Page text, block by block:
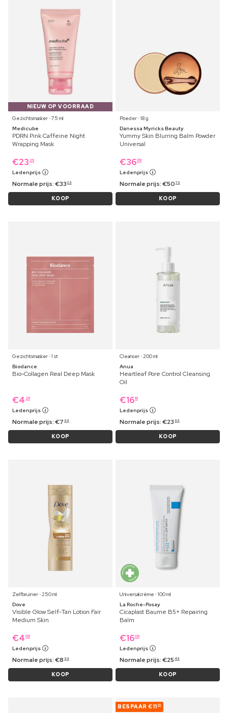
NIEUW OP VOORRAAD
Gezichtsmasker ⋅ 75 ml
Medicube
PDRN Pink Caffeine Night
Wrapping Mask
€23 39
Ledenprijs
Normale prijs:€33 29
KOOP
Poeder ⋅ 18 g
Danessa Myricks Beauty
Yummy Skin Blurring Balm Powder
Universal
€3609
Ledenprijs
Normale prijs:€50 79
KOOP
Gezichtsmasker ⋅ 1 st
Biodance
Bio-Collagen Real Deep Mask
€4 29
Ledenprijs
Normale prijs:€7 99
KOOP
Cleanser ⋅ 200 ml
Anua
Heartleaf Pore Control Cleansing
Oil
€1619
Ledenprijs
Normale prijs:€23 99
KOOP
Zelfbruiner ⋅ 250 ml
Dove
Visible Glow Self-Tan Lotion Fair
Medium Skin
€4 09
Ledenprijs
Normale prijs:€8 99
KOOP
Universalcrème ⋅ 100 ml
La Roche-Posay
Cicaplast Baume B5+ Repairing
Balm
€1609
Ledenprijs
Normale prijs:€25 49
KOOP
BESPAAR €11 20